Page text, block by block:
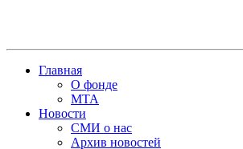
Главная
О фонде
МТА
Новости
СМИ о нас
Архив новостей